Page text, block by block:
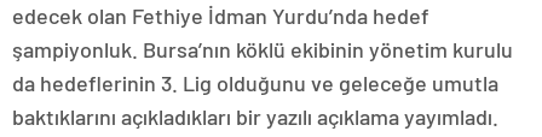
edecek olan Fethiye İdman Yurdu’nda hedef
şampiyonluk. Bursa’nın köklü ekibinin yönetim kurulu
da hedeflerinin 3. Lig olduğunu ve geleceğe umutla
baktıklarını açıkladıkları bir yazılı açıklama yayımladı.